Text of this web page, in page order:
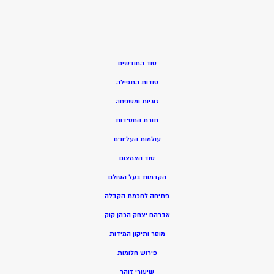
סוד החודשים
סודות התפילה
זוגיות ומשפחה
תורת החסידות
עולמות העליונים
סוד הצמצום
הקדמות בעל הסולם
פתיחה לחכמת הקבלה
אברהם יצחק הכהן קוק
מוסר ותיקון המידות
פירוש חלומות
שיעורי זוהר